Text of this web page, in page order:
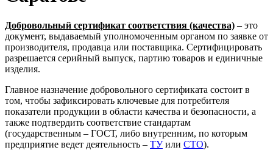
Добровольный сертификат соответствия (качества) – это
документ, выдаваемый уполномоченным органом по заявке от
производителя, продавца или поставщика. Сертифицировать
разрешается серийный выпуск, партию товаров и единичные
изделия.
Главное назначение добровольного сертификата состоит в
том, чтобы зафиксировать ключевые для потребителя
показатели продукции в области качества и безопасности, а
также подтвердить соответствие стандартам
(государственным – ГОСТ, либо внутренним, по которым
предприятие ведет деятельность – ТУили СТО).